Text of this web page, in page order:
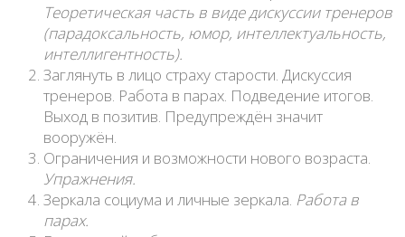
Теоретическая часть в виде дискуссии тренеров
(парадоксальность, юмор, интеллектуальность,
интеллигентность).
Заглянуть в лицо страху старости. Дискуссия
тренеров. Работа в парах. Подведение итогов.
Выход в позитив. Предупреждён значит
вооружён.
Ограничения и возможности нового возраста.
Упражнения.
Зеркала социума и личные зеркала. Работа в
парах.